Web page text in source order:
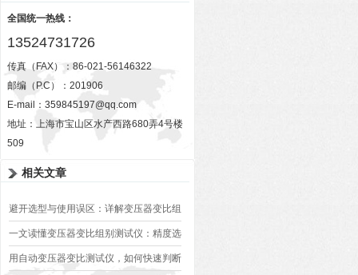
全国统一热线：
13524731726
传真（FAX）：86-021-56146322
邮编（P.C）：201906
E-mail： 359845197@qq.com
地址：上海市宝山区水产西路680弄4号楼
509
相关文章
避开选型与使用误区：详解变压器变比组
别测试仪的日常校准方法、常见组别识别
异常排查方案
一文读懂变压器变比组别测试仪：精度选
型、接线规范、报告生成全流程标准化操
用自动变压器变比测试仪，如何快速判断